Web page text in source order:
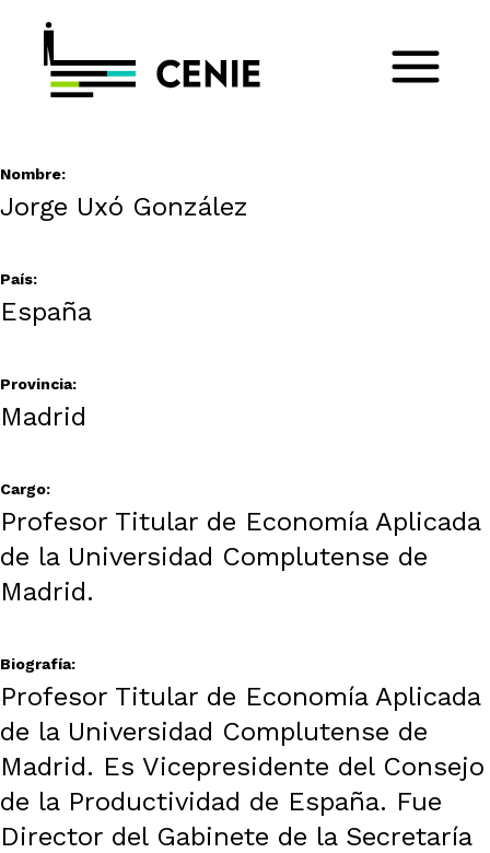
Nombre:
Jorge Uxó González
País:
España
Provincia:
Madrid
Cargo:
Profesor Titular de Economía Aplicada
de la Universidad Complutense de
Madrid.
Biografía:
Profesor Titular de Economía Aplicada
de la Universidad Complutense de
Madrid. Es Vicepresidente del Consejo
de la Productividad de España. Fue
Director del Gabinete de la Secretaría